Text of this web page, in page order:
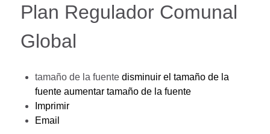
Plan Regulador Comunal
Global
tamaño de la fuente disminuir el tamaño de la
fuente aumentar tamaño de la fuente
Imprimir
Email